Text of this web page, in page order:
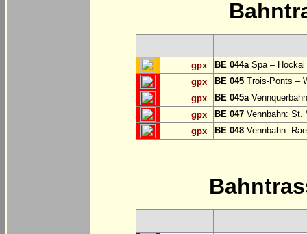
gpx BE 044aSpa – Hockai
gpx
BE 045 Trois-Ponts –
gpx
BE 045a
gpx
BE 047 Vennbahn: St.
gpx
BE 048 Vennbahn: